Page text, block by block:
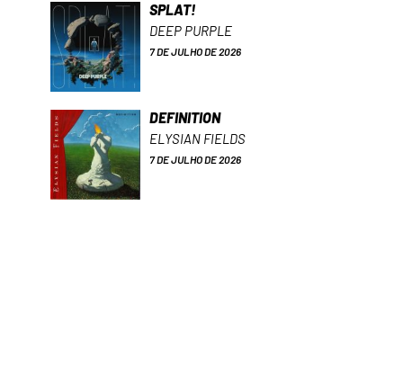
SPLAT!
DEEP PURPLE
7 DE JULHO DE 2026
DEFINITION
ELYSIAN FIELDS
7 DE JULHO DE 2026